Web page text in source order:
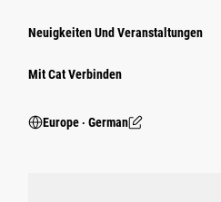
Neuigkeiten Und Veranstaltungen
Mit Cat Verbinden
Europe ‧ German